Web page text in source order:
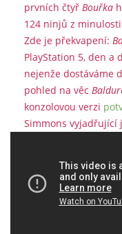
prvních čtyř Bouřka
124 ninjů z
Zde je překvapení:
PlayStation 5, den a
nejenže dostáváme
pohled na věc
konzolovou verzi
Simmons vyjadřující